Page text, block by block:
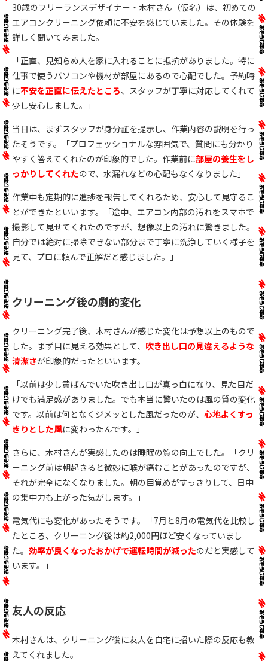
30歳のフリーランスデザイナー・木村さん（仮名）は、初めての
エアコンクリーニング依頼に不安を感じていました。その体験を
詳しく聞いてみました。
「正直、見知らぬ人を家に入れることに抵抗がありました。特に
仕事で使うパソコンや機材が部屋にあるので心配でした。予約時
に不安を正直に伝えたところ、スタッフが丁寧に対応してくれて
少し安心しました。」
当日は、まずスタッフが身分証を提示し、作業内容の説明を行っ
たそうです。「プロフェッショナルな雰囲気で、質問にも分かり
やすく答えてくれたのが印象的でした。作業前に部屋の養生をし
っかりしてくれたので、水漏れなどの心配もなくなりました」
作業中も定期的に進捗を報告してくれるため、安心して見守るこ
とができたといいます。「途中、エアコン内部の汚れをスマホで
撮影して見せてくれたのですが、想像以上の汚れに驚きました。
自分では絶対に掃除できない部分まで丁寧に洗浄していく様子を
見て、プロに頼んで正解だと感じました。」
クリーニング後の劇的変化
クリーニング完了後、木村さんが感じた変化は予想以上のもので
した。まず目に見える効果として、 吹き出し口の見違えるような
清潔さが印象的だったといいます。
「以前は少し黄ばんでいた吹き出し口が真っ白になり、見た目だ
けでも満足感がありました。でも本当に驚いたのは風の質の変化
です。以前は何となくジメッとした風だったのが、 心地よくすっ
きりとした風に変わったんです。」
さらに、木村さんが実感したのは睡眠の質の向上でした。「クリ
ーニング前は朝起きると微妙に喉が痛むことがあったのですが、
それが完全になくなりました。朝の目覚めがすっきりして、日中
の集中力も上がった気がします。」
電気代にも変化があったそうです。「7月と8月の電気代を比較し
たところ、クリーニング後は約2,000円ほど安くなっていまし
た。 効率が良くなったおかげで運転時間が減ったのだと実感して
います。」
友人の反応
木村さんは、クリーニング後に友人を自宅に招いた際の反応も教
えてくれました。